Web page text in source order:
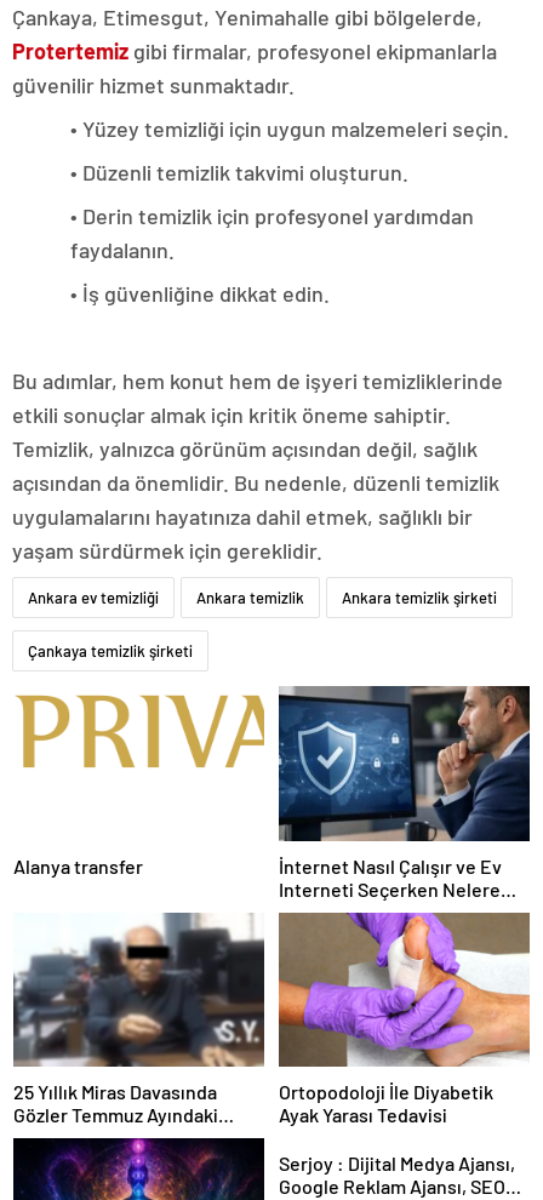
Çankaya, Etimesgut, Yenimahalle gibi bölgelerde,
Protertemiz gibi firmalar, profesyonel ekipmanlarla
güvenilir hizmet sunmaktadır.
• Yüzey temizliği için uygun malzemeleri seçin.
• Düzenli temizlik takvimi oluşturun.
• Derin temizlik için profesyonel yardımdan
faydalanın.
• İş güvenliğine dikkat edin.
Bu adımlar, hem konut hem de işyeri temizliklerinde
etkili sonuçlar almak için kritik öneme sahiptir.
Temizlik, yalnızca görünüm açısından değil, sağlık
açısından da önemlidir. Bu nedenle, düzenli temizlik
uygulamalarını hayatınıza dahil etmek, sağlıklı bir
yaşam sürdürmek için gereklidir.
Ankara ev temizliği Ankara temizlik Ankara temizlik şirketi
Çankaya temizlik şirketi
Alanya transfer
İnternet Nasıl Çalışır ve Ev
Interneti Seçerken Nelere
Dikkat Etmelisiniz
25 Yıllık Miras Davasında
Gözler Temmuz Ayındaki
Karar Duruşmasına Çevrildi
Ortopodoloji İle Diyabetik
Ayak Yarası Tedavisi
Serjoy : Dijital Medya Ajansı,
Google Reklam Ajansı, SEO